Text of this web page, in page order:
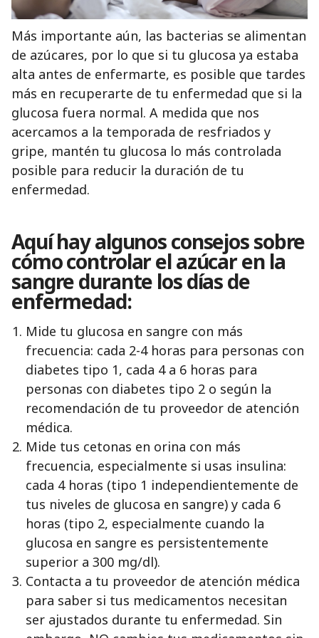
Más importante aún, las bacterias se alimentan
de azúcares, por lo que si tu glucosa ya estaba
alta antes de enfermarte, es posible que tardes
más en recuperarte de tu enfermedad que si la
glucosa fuera normal. A medida que nos
acercamos a la temporada de resfriados y
gripe, mantén tu glucosa lo más controlada
posible para reducir la duración de tu
enfermedad.
Aquí hay algunos consejos sobre
cómo controlar el azúcar en la
sangre durante los días de
enfermedad:
Mide tu glucosa en sangre con más
frecuencia: cada 2-4 horas para personas con
diabetes tipo 1, cada 4 a 6 horas para
personas con diabetes tipo 2 o según la
recomendación de tu proveedor de atención
médica.
Mide tus cetonas en orina con más
frecuencia, especialmente si usas insulina:
cada 4 horas (tipo 1 independientemente de
tus niveles de glucosa en sangre) y cada 6
horas (tipo 2, especialmente cuando la
glucosa en sangre es persistentemente
superior a 300 mg/dl).
Contacta a tu proveedor de atención médica
para saber si tus medicamentos necesitan
ser ajustados durante tu enfermedad. Sin